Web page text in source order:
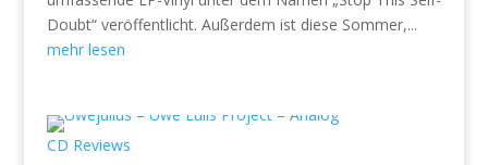
Doubt“ veröffentlicht. Außerdem ist diese Sommer,...
mehr lesen
CD Reviews